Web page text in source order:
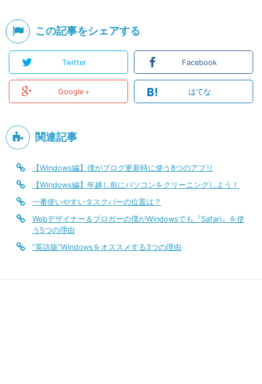
この記事をシェアする
Twitter Facebook
Google＋ B! はてな
関連記事
【Windows編】僕がブログ更新時に使う8つのアプリ
【Windows編】年越し前にパソコンをクリーニングしよう！
一番使いやすいタスクバーの位置は？
Webデザイナー＆ブロガーの僕がWindowsでも『Safari』を使
う5つの理由
“英語版”Windowsをオススメする3つの理由